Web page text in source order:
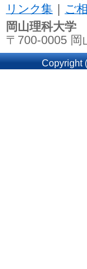
リンク集
ご
岡山理科大学
〒700-0005
Copyright